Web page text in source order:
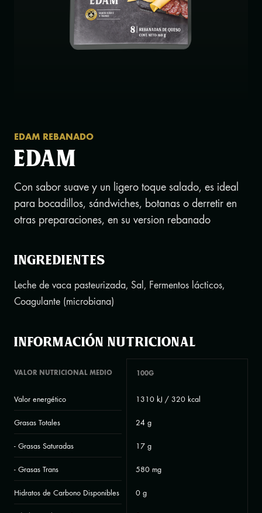
EDAM REBANADO
EDAM
Con sabor suave y un ligero toque salado, es ideal
para bocadillos, sándwiches, botanas o derretir en
otras preparaciones, en su version rebanado
Ingredientes
Leche de vaca pasteurizada, Sal, Fermentos lácticos,
Coagulante (microbiana)
Información nutricional
VALOR NUTRICIONAL MEDIO 100G
Valor energético 1310 kJ / 320 kcal
Grasas Totales 24 g
- Grasas Saturadas 17 g
- Grasas Trans 580 mg
Hidratos de Carbono Disponibles 0 g